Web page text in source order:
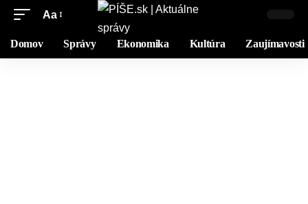
Aa
Domov Správy Ekonomika Kultúra Zaujímavosti